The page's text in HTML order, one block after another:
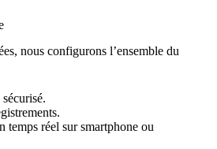
nous configurons l’ensemble du
temps réel sur smartphone ou